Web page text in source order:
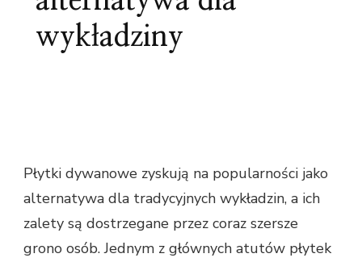
wykładziny
Płytki dywanowe zyskują na popularności jako
alternatywa dla tradycyjnych wykładzin, a ich
zalety są dostrzegane przez coraz szersze
grono osób. Jednym z głównych atutów płytek